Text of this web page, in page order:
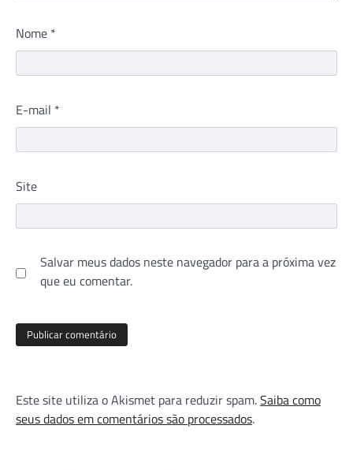
Nome *
E-mail *
Site
Salvar meus dados neste navegador para a próxima vez
que eu comentar.
Este site utiliza o Akismet para reduzir spam.Saiba como
seus dados em comentários são processados.